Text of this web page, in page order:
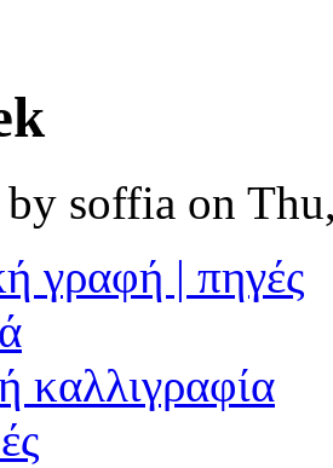
soffia on
γραφή | πηγές
καλλιγραφία